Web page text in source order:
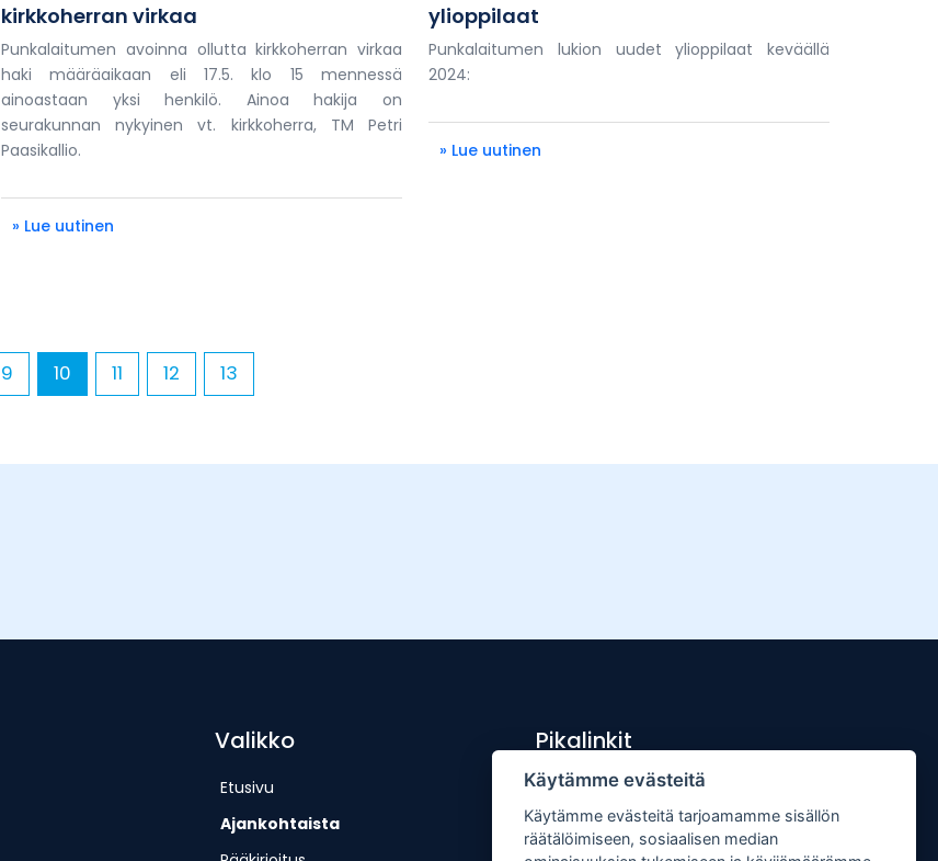
kirkkoherran virkaa
Punkalaitumen avoinna ollutta kirkkoherran virkaa
haki määräaikaan eli 17.5. klo 15 mennessä
ainoastaan yksi henkilö. Ainoa hakija on
seurakunnan nykyinen vt. kirkkoherra, TM Petri
Paasikallio.
» Lue uutinen
ylioppilaat
Punkalaitumen lukion uudet ylioppilaat keväällä
2024:
» Lue uutinen
9 10 11 12 13
Valikko
Etusivu
Ajankohtaista
Pikalinkit
Lähetä uutisvinkki
Kopiointiohje
Käytämme evästeitä
Käytämme evästeitä tarjoamamme sisällön
räätälöimiseen, sosiaalisen median